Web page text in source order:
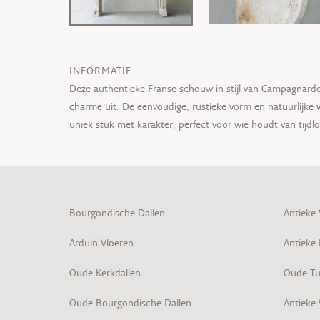
INFORMATIE
Deze authentieke Franse schouw in stijl van
charme uit. De eenvoudige, rustieke vorm en
uniek stuk met karakter, perfect voor wie houdt van
Bourgondische Dallen
Arduin Vloeren
Oude Kerkdallen
Oude Bourgondische Dallen
Antieke
Antieke
Oude
Antieke